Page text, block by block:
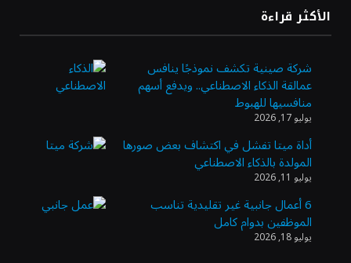
«طيران الرياض» يدشن أولى رحلاته إلى مومباي
ويضيف الوجهة التشغيلية الثامنة
وزير الاستثمار: الموافقة على رخصة مزاولة
الأنشطة المالية عابرة الحدود تطوير للبيئة
الاستثمارية
الذهب يسجل أعلى مستوى في أسبوعين بدعم
من تراجع الدولار
الدولار الأمريكي يتراجع قرب أدنى مستوياته
الأكثر قراءة
شركة صينية تكشف نموذجًا ينافس
عمالقة الذكاء الاصطناعي.. ويدفع أسهم
منافسيها للهبوط
يوليو 17, 2026
أداة ميتا تفشل في اكتشاف بعض صورها
المولدة بالذكاء الاصطناعي
يوليو 11, 2026
6 أعمال جانبية غير تقليدية تناسب
الموظفين بدوام كامل
يوليو 18, 2026